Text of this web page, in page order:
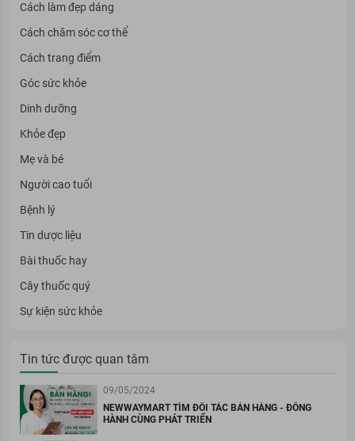
Cách làm đẹp dáng
Cách chăm sóc cơ thể
Cách trang điểm
Góc sức khỏe
Dinh dưỡng
Khỏe đẹp
Mẹ và bé
Người cao tuổi
Bệnh lý
Tin dược liệu
Bài thuốc hay
Cây thuốc quý
Sự kiện sức khỏe
Tin tức được quan tâm
09/05/2024
NEWWAYMART TÌM ĐỐI TÁC BÁN HÀNG - ĐỒNG
HÀNH CÙNG PHÁT TRIỂN